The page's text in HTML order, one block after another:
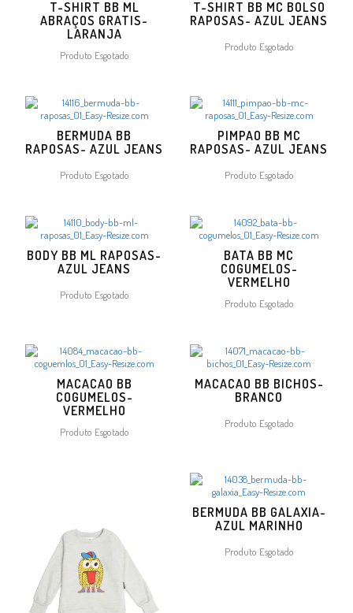
T-SHIRT BB ML
ABRAÇOS GRATIS-
LARANJA
Produto Esgotado
T-SHIRT BB MC BOLSO
RAPOSAS- AZUL JEANS
Produto Esgotado
BERMUDA BB
RAPOSAS- AZUL JEANS
Produto Esgotado
PIMPAO BB MC
RAPOSAS- AZUL JEANS
Produto Esgotado
BODY BB ML RAPOSAS-
AZUL JEANS
Produto Esgotado
BATA BB MC
COGUMELOS-
VERMELHO
Produto Esgotado
MACACAO BB
COGUMELOS-
VERMELHO
Produto Esgotado
MACACAO BB BICHOS-
BRANCO
Produto Esgotado
BERMUDA BB GALAXIA-
AZUL MARINHO
Produto Esgotado